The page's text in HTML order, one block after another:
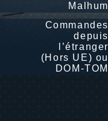
Malhum
Commandes
depuis
l’étranger
(Hors UE) ou
DOM-TOM